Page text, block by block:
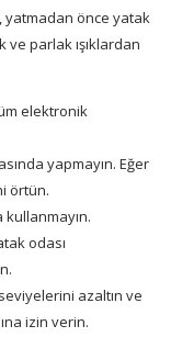
yatmadan önce yatak
ve parlak ışıklardan
elektronik
yapmayın. Eğer
örtün.
odası
azaltın ve
izin verin.